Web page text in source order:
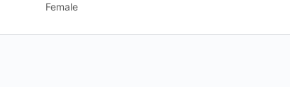
Female